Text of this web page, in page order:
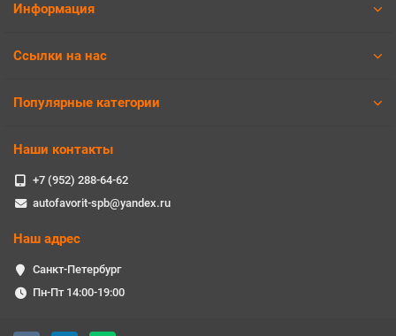
Информация
Ссылки на нас
Популярные категории
Наши контакты
+7 (952) 288-64-62
autofavorit-spb@yandex.ru
Наш адрес
Санкт-Петербург
Пн-Пт 14:00-19:00